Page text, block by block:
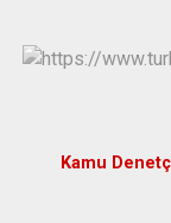
Kamu